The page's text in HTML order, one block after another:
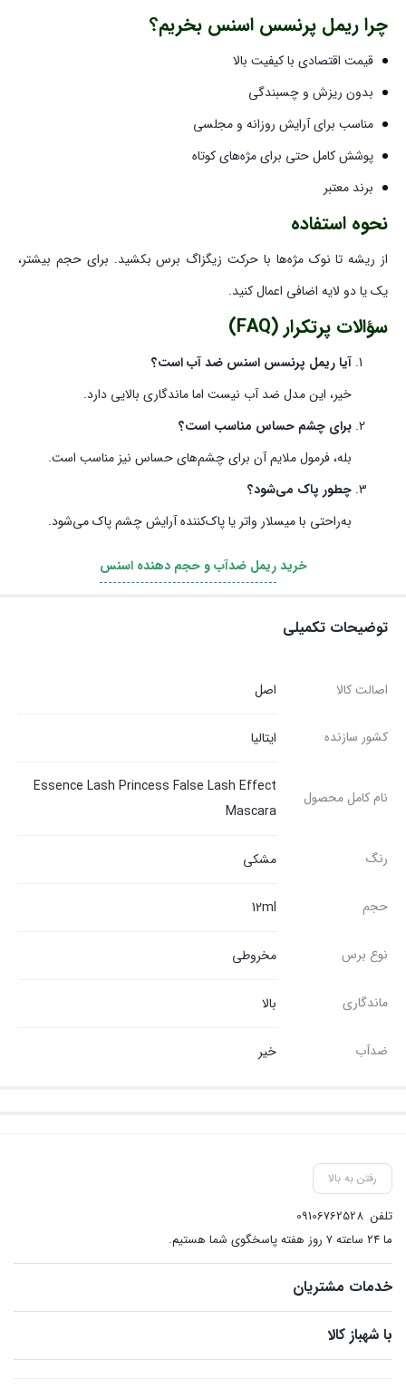
چرا ریمل پرنسس اسنس بخریم؟
قیمت اقتصادی با کیفیت بالا
بدون ریزش و چسبندگی
مناسب برای آرایش روزانه و مجلسی
پوشش کامل حتی برای مژه‌های کوتاه
برند معتبر
نحوه استفاده
از ریشه تا نوک مژه‌ها با حرکت زیگزاگ برس بکشید. برای حجم بیشتر،
یک یا دو لایه اضافی اعمال کنید.
سؤالات پرتکرار (FAQ)
آیا ریمل پرنسس اسنس ضد آب است؟
خیر، این مدل ضد آب نیست اما ماندگاری بالایی دارد.
برای چشم حساس مناسب است؟
بله، فرمول ملایم آن برای چشم‌های حساس نیز مناسب است.
چطور پاک می‌شود؟
به‌راحتی با میسلار واتر یا پاک‌کننده آرایش چشم پاک می‌شود.
خریدریمل ضدآب و حجم دهنده اسنس
توضیحات تکمیلی
اصالت کالا اصل
کشور سازنده ایتالیا
نام کامل محصول
Essence Lash Princess False Lash Effect
Mascara
رنگ مشکی
حجم 12ml
نوع برس مخروطی
ماندگاری بالا
ضدآب خیر
رفتن به بالا
تلفن 09106762528
ما ۲۴ ساعته ۷ روز هفته پاسخگوی شما هستیم.
خدمات مشتریان
با شهباز کالا